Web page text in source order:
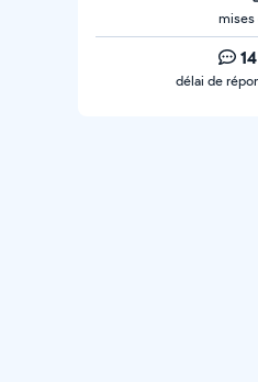
mises
délai de